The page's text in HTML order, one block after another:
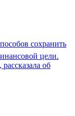
сохранить
цели.
об